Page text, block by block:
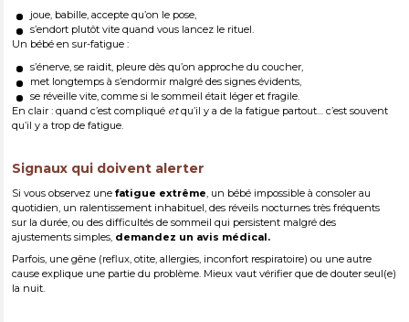
joue, babille, accepte qu’on le pose,
s’endort plutôt vite quand vous lancez le rituel.
Un bébé en sur-fatigue :
s’énerve, se raidit, pleure dès qu’on approche du coucher,
met longtemps à s’endormir malgré des signes évidents,
se réveille vite, comme si le sommeil était léger et fragile.
En clair : quand c’est compliqué etqu’il y a de la fatigue partout… c’est souvent
qu’il y a trop de fatigue.
Signaux qui doivent alerter
Si vous observez unefatigue extrême , un bébé impossible à consoler au
quotidien, un ralentissement inhabituel, des réveils nocturnes très fréquents
sur la durée, ou des difficultés de sommeil qui persistent malgré des
ajustements simples, demandez un avis médical.
Parfois, une gêne (reflux, otite, allergies, inconfort respiratoire) ou une autre
cause explique une partie du problème. Mieux vaut vérifier que de douter seul(e)
la nuit.